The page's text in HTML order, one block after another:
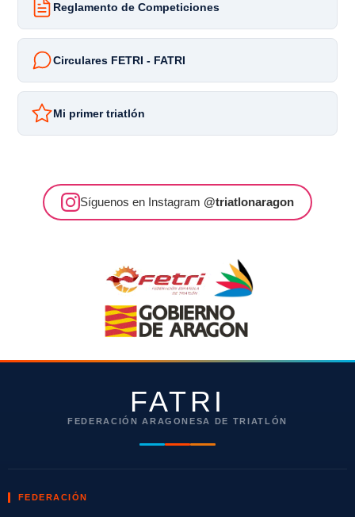
Reglamento de Competiciones
Circulares FETRI - FATRI
Mi primer triatlón
Síguenos en Instagram @triatlonaragon
FATRI
FEDERACIÓN ARAGONESA DE TRIATLÓN
FEDERACIÓN